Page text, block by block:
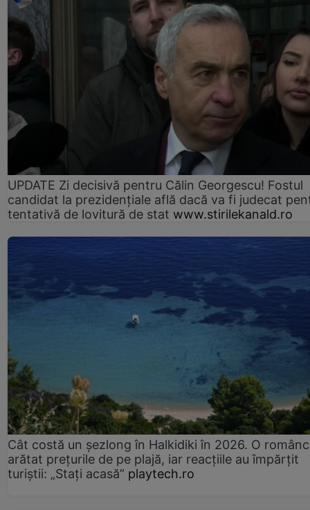
UPDATE Zi decisivă pentru Călin Georgescu! Fostul
candidat la prezidențiale află dacă va fi judecat
tentativă de lovitură de stat www.stirilekanald.ro
Cât costă un șezlong în Halkidiki în 2026. O
arătat prețurile de pe plajă, iar reacțiile au împărțit
turiștii: „Staţi acasă” playtech.ro